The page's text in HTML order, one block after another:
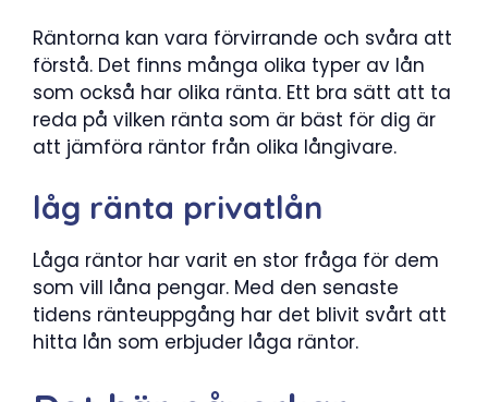
Räntorna kan vara förvirrande och svåra att
förstå. Det finns många olika typer av lån
som också har olika ränta. Ett bra sätt att ta
reda på vilken ränta som är bäst för dig är
att jämföra räntor från olika långivare.
låg ränta privatlån
Låga räntor har varit en stor fråga för dem
som vill låna pengar. Med den senaste
tidens ränteuppgång har det blivit svårt att
hitta lån som erbjuder låga räntor.